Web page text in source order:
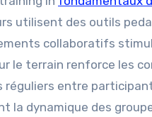
utilisent des outils
collaboratifs
le terrain renforce les
réguliers entre
la dynamique des